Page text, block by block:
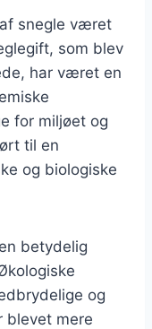
snegle været
som blev
har været en
for miljøet og
til en
og biologiske
betydelig
og
blevet mere